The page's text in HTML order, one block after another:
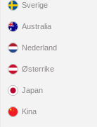
Sverige
Australia
Nederland
Østerrike
Japan
Kina